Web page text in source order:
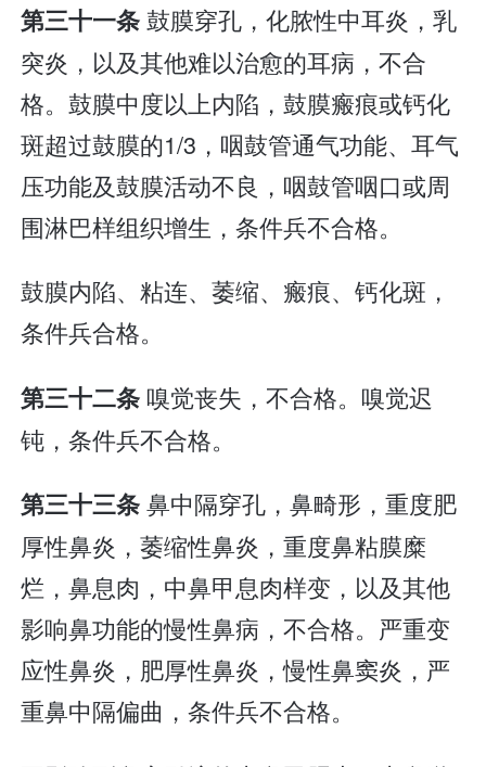
第三十一条鼓膜穿孔，化脓性中耳炎，乳
突炎，以及其他难以治愈的耳病，不合
格。鼓膜中度以上内陷，鼓膜瘢痕或钙化
斑超过鼓膜的1/3，咽鼓管通气功能、耳气
压功能及鼓膜活动不良，咽鼓管咽口或周
围淋巴样组织增生，条件兵不合格。
鼓膜内陷、粘连、萎缩、瘢痕、钙化斑，
条件兵合格。
第三十二条 嗅觉丧失，不合格。嗅觉迟
钝，条件兵不合格。
第三十三条鼻中隔穿孔，鼻畸形，重度肥
厚性鼻炎，萎缩性鼻炎，重度鼻粘膜糜
烂，鼻息肉，中鼻甲息肉样变，以及其他
影响鼻功能的慢性鼻病，不合格。严重变
应性鼻炎，肥厚性鼻炎，慢性鼻窦炎，严
重鼻中隔偏曲，条件兵不合格。